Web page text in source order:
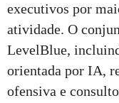
executivos por
atividade. O
LevelBlue,
orientada por IA,
ofensiva e